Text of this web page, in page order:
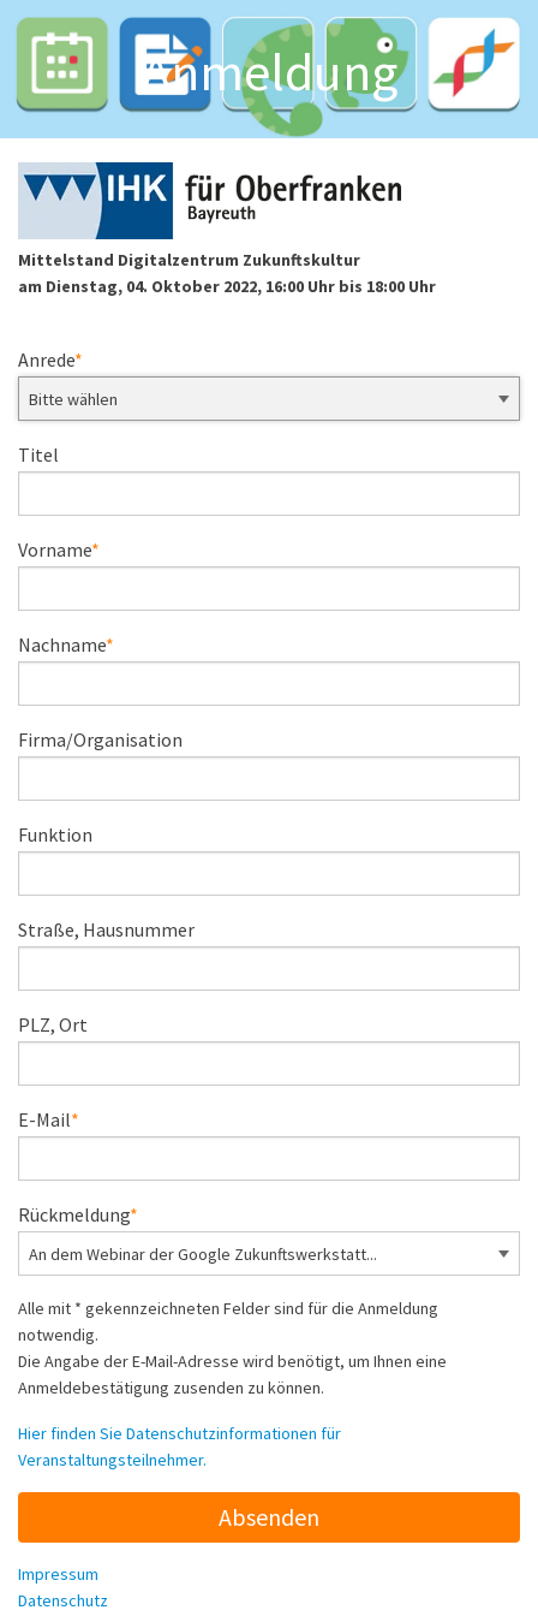
Anmeldung
Mittelstand Digitalzentrum Zukunftskultur
am Dienstag, 04. Oktober 2022, 16:00 Uhr bis 18:00 Uhr
Anrede
Titel
Vorname
Nachname
Firma/Organisation
Funktion
Straße, Hausnummer
PLZ, Ort
E-Mail
Rückmeldung
Alle mit * gekennzeichneten Felder sind für die Anmeldung
notwendig.
Die Angabe der E-Mail-Adresse wird benötigt, um Ihnen eine
Anmeldebestätigung zusenden zu können.
Hier finden Sie Datenschutzinformationen für
Veranstaltungsteilnehmer.
Impressum
Datenschutz